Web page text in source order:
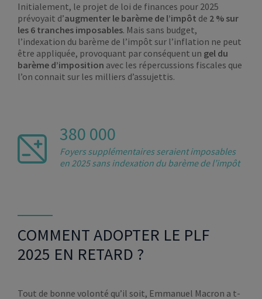
Initialement, le projet de loi de finances pour 2025
prévoyait d’augmenter le barème de l’impôt de 2 % sur
les 6 tranches imposables. Mais sans budget,
l’indexation du barème de l’impôt sur l’inflation ne peut
être appliquée, provoquant par conséquent un gel du
barème d’imposition avec les répercussions fiscales que
l’on connait sur les milliers d’assujettis.
380 000
Foyers supplémentaires seraient imposables
en 2025 sans indexation du barème de l’impôt
COMMENT ADOPTER LE PLF
2025 EN RETARD ?
Tout de bonne volonté qu’il soit, Emmanuel Macron a t-